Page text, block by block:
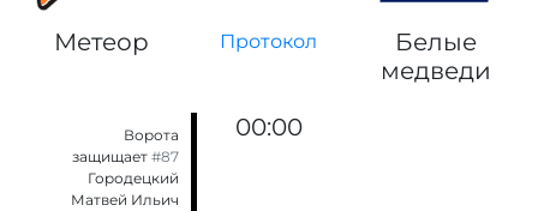
Метеор Протокол
Белые
медведи
Ворота
защищает#87
Городецкий
Матвей Ильич
00:00